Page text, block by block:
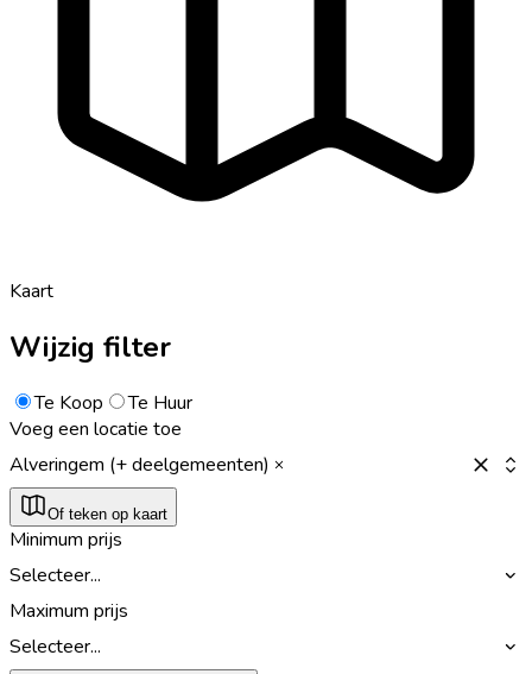
Kaart
Wijzig filter
Te Koop
Te Huur
Voeg een locatie toe
Alveringem (+ deelgemeenten)
Of teken op kaart
Minimum prijs
Selecteer...
Maximum prijs
Selecteer...